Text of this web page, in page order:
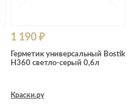
1 190 ₽
Герметик универсальный Bostik
H360 светло-серый 0,6л
Краски.ру